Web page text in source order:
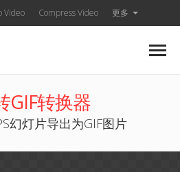
Video Compress Video 更多
GIF转换器
幻灯片导出为GIF图片